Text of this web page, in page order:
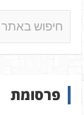
פ
ש
פרסומת